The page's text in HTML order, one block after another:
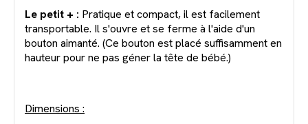
Le petit + : Pratique et compact, il est facilement
transportable. Il s'ouvre et se ferme à l'aide d'un
bouton aimanté. (Ce bouton est placé suffisamment en
hauteur pour ne pas géner la tête de bébé.)
Dimensions :